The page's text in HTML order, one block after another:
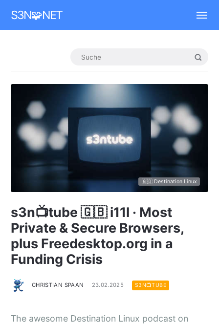
S3N🧩NET
🇬🇧 Destination Linux
s3n📺tube 🇬🇧 i11l · Most
Private & Secure Browsers,
plus Freedesktop.org in a
Funding Crisis
CHRISTIAN SPAAN 23.02.2025 S3N📺TUBE
The awesome Destination Linux podcast on